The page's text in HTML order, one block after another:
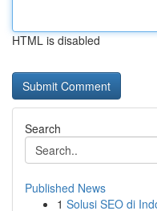
HTML is disabled
Search
Published News
1 Solusi SEO di